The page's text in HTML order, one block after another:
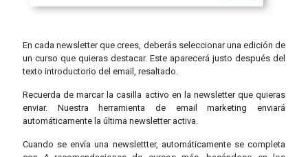
En cada newsletter que crees, deberás seleccionar una edición de
un curso que quieras destacar. Este aparecerá justo después del
texto introductorio del email, resaltado.
Recuerda de marcar la casilla activo en la newsletter que quieras
enviar. Nuestra herramienta de email marketing enviará
automáticamente la última newsletter activa.
Cuando se envía una newslettter, automáticamente se completa